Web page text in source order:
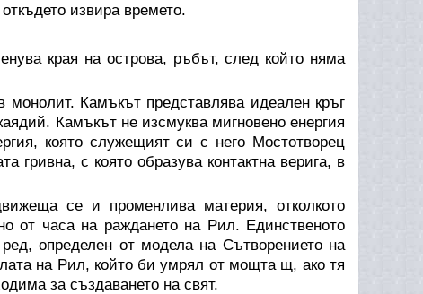
извира времето.
края на острова, ръбът, след който няма
Камъкът представлява идеален кръг
Камъкът не изсмуква мигновено енергия
която служещият си с него Мостотворец
гривна, с която образува контактна верига, в
се и променлива материя, отколкото
от часа на раждането на Рил. Единственото
определен от модела на Сътворението на
на Рил, който би умрял от мощта щ, ако тя
за създаването на свят.